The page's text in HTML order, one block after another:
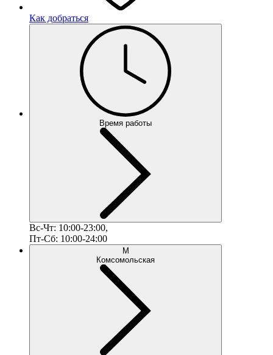
Как добраться
Время работы
Вс-Чт: 10:00-23:00,
Пт-Сб: 10:00-24:00
М
Комсомольская